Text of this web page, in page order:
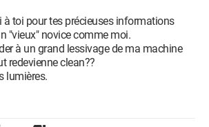
à toi pour tes précieuses informations
"vieux" novice comme moi.
à un grand lessivage de ma machine
redevienne clean??
lumières.